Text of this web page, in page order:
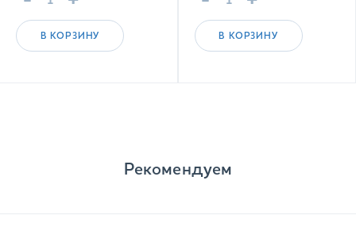
В КОРЗИНУ В КОРЗИНУ
Рекомендуем